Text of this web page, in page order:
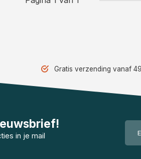
Gratis verzending vanaf
in je mail